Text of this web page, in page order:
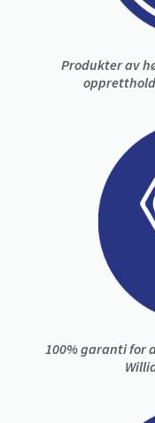
Produkter av
100% garanti for